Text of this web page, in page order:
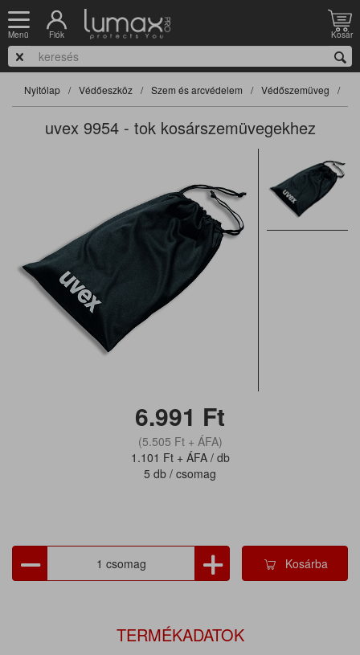
Menü Fiók Kosár
Nyitólap Védőeszköz Szem és arcvédelem Védőszemüveg
uvex 9954 - tok kosárszemüvegekhez
6.991 Ft
(5.505 Ft+ ÁFA)
1.101 Ft+ ÁFA / db
5 db / csomag
Kosárba
TERMÉKADATOK